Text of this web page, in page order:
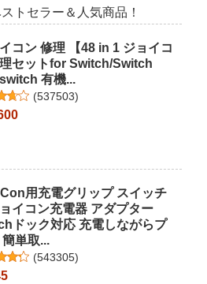
トセラー＆人気商品！
コン 修理 【48 in 1 ジョイコ
セットfor Switch/Switch
有機...
(537503)
用充電グリップ スイッチ
イコン充電器 アダプター
ドック対応 充電しながらプ
簡単取...
(543305)